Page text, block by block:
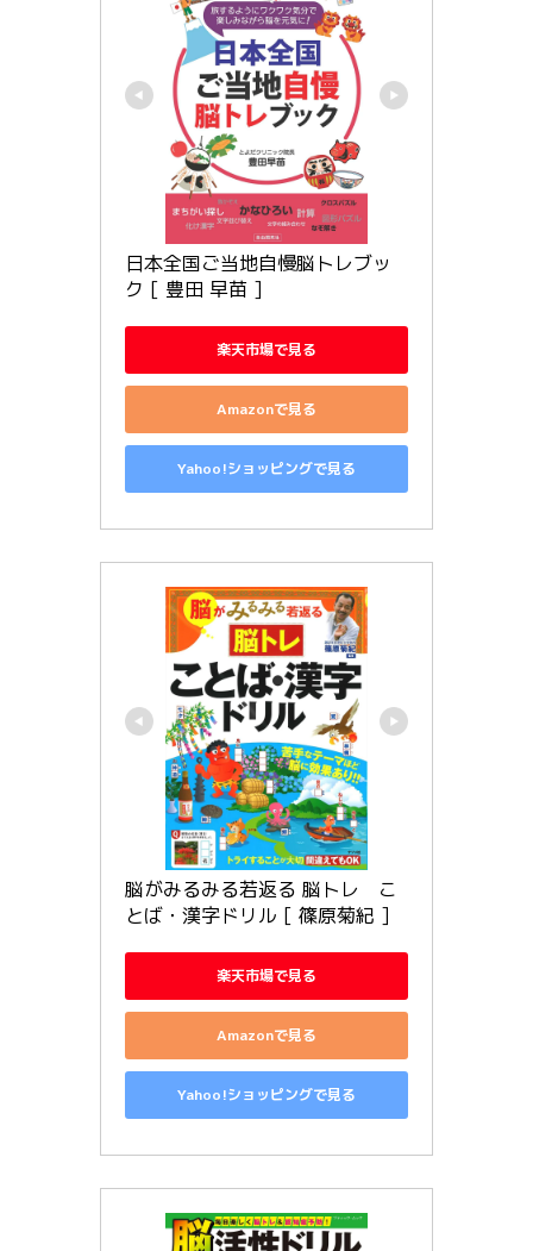
日本全国ご当地自慢脳トレブッ
ク [ 豊田 早苗 ]
楽天市場で見る
Amazonで見る
Yahoo!ショッピングで見る
脳がみるみる若返る 脳トレ　こ
とば・漢字ドリル [ 篠原菊紀 ]
楽天市場で見る
Amazonで見る
Yahoo!ショッピングで見る